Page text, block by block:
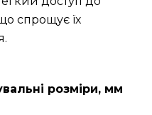
спрощує їх
розміри, мм